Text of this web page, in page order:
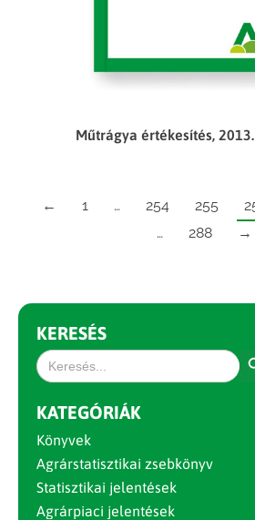
Műtrágya értékesítés,
← 1 … 254 255
…
288 →
KERESÉS
Search
for:
KATEGÓRIÁK
Könyvek
Agrárstatisztikai zsebkönyv
Statisztikai jelentések
Agrárpiaci jelentések